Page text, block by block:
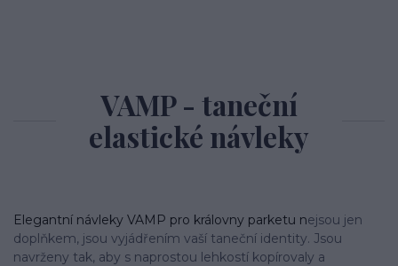
VAMP - taneční
elastické návleky
Elegantní návleky VAMP pro královny parketu nejsou jen
doplňkem, jsou vyjádřením vaší taneční identity. Jsou
navrženy tak, aby s naprostou lehkostí kopírovaly a